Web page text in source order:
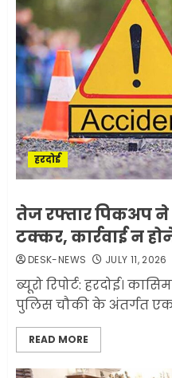
हरदोई
तेज रफ्तार पिकअप ने
टक्कर, कार्रवाई न
DESK-NEWS JULY 11, 2026
ब्यूरो रिपोर्ट: हरदोई।
पुलिस चौकी के अंतर्गत
READ MORE